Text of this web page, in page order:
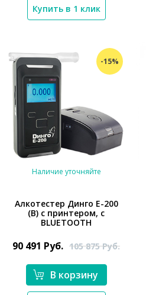
Купить в 1 клик
-15%
*}
Наличие уточняйте
Алкотестер Динго Е-200
(В) с принтером, с
BLUETOOTH
90 491 Руб. 105 875Руб.
В корзину